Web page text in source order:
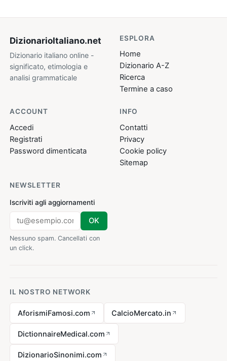
DizionarioItaliano.net
Dizionario italiano online -
significato, etimologia e
analisi grammaticale
ESPLORA
Home
Dizionario A-Z
Ricerca
Termine a caso
ACCOUNT
Accedi
Registrati
Password dimenticata
INFO
Contatti
Privacy
Cookie policy
Sitemap
NEWSLETTER
Iscriviti agli aggiornamenti
OK
Nessuno spam. Cancellati con
un click.
IL NOSTRO NETWORK
AforismiFamosi.com CalcioMercato.in
DictionnaireMedical.com
DizionarioSinonimi.com